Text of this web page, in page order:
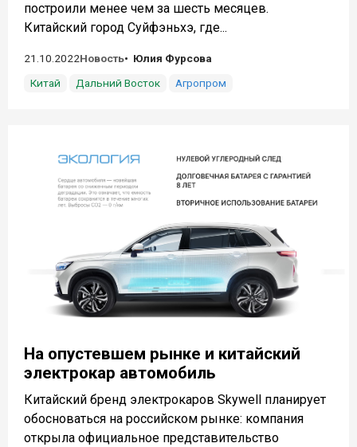
построили менее чем за шесть месяцев.
Китайский город Суйфэньхэ, где...
21.10.2022Новость
Юлия Фурсова
Китай
Дальний Восток Агропром
На опустевшем рынке и китайский
электрокар автомобиль
Китайский бренд электрокаров Skywell планирует
обосноваться на российском рынке: компания
открыла официальное представительство